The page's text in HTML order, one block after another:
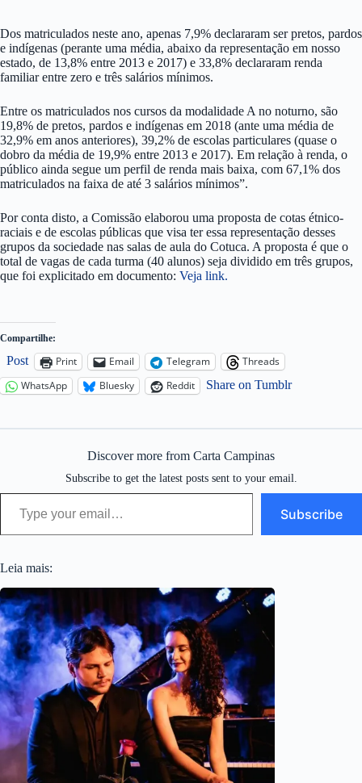
Dos matriculados neste ano, apenas 7,9% declararam ser pretos, pardos
e indígenas (perante uma média, abaixo da representação em nosso
estado, de 13,8% entre 2013 e 2017) e 33,8% declararam renda
familiar entre zero e três salários mínimos.
Entre os matriculados nos cursos da modalidade A no noturno, são
19,8% de pretos, pardos e indígenas em 2018 (ante uma média de
32,9% em anos anteriores), 39,2% de escolas particulares (quase o
dobro da média de 19,9% entre 2013 e 2017). Em relação à renda, o
público ainda segue um perfil de renda mais baixa, com 67,1% dos
matriculados na faixa de até 3 salários mínimos”.
Por conta disto, a Comissão elaborou uma proposta de cotas étnico-
raciais e de escolas públicas que visa ter essa representação desses
grupos da sociedade nas salas de aula do Cotuca. A proposta é que o
total de vagas de cada turma (40 alunos) seja dividido em três grupos,
que foi explicitado em documento: Veja link.
Compartilhe:
Post Print Email Telegram
Threads
WhatsApp
Bluesky Reddit Share on Tumblr
Discover more from Carta Campinas
Subscribe to get the latest posts sent to your email.
Type your email…
Subscribe
Leia mais: